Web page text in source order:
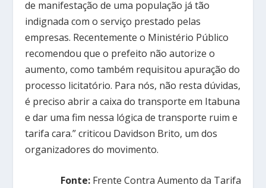
de manifestação de uma população já tão
indignada com o serviço prestado pelas
empresas. Recentemente o Ministério Público
recomendou que o prefeito não autorize o
aumento, como também requisitou apuração do
processo licitatório. Para nós, não resta dúvidas,
é preciso abrir a caixa do transporte em Itabuna
e dar uma fim nessa lógica de transporte ruim e
tarifa cara.” criticou Davidson Brito, um dos
organizadores do movimento.
Fonte:Frente Contra Aumento da Tarifa